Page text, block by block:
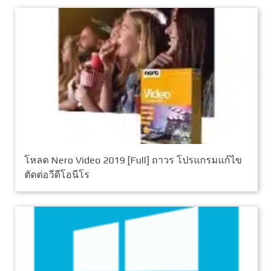
โหลด Nero Video 2019 [Full] ถาวร โปรแกรมแก้ไข
ตัดต่อวีดีโอนีโร